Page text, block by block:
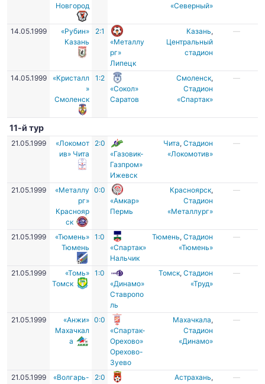
Новгород
«Северный»
14.05.1999
«Рубин»
Казань
2:1
«Металлу
рг»
Липецк
Казань,
Центральный
стадион
—
14.05.1999
«Кристалл
»
Смоленск
1:2
«Сокол»
Саратов
Смоленск,
Стадион
«Спартак»
—
11-й тур
21.05.1999
«Локомот
ив» Чита
2:0
«Газовик-
Газпром»
Ижевск
Чита,Стадион
«Локомотив»
—
21.05.1999
«Металлу
рг»
Краснояр
ск
0:0
«Амкар»
Пермь
Красноярск,
Стадион
«Металлург»
—
21.05.1999
«Тюмень»
Тюмень
1:0
«Спартак»
Нальчик
Тюмень,Стадион
«Тюмень»
—
21.05.1999
«Томь»
Томск
1:0
«Динамо»
Ставропо
ль
Томск,Стадион
«Труд»
—
21.05.1999
«Анжи»
Махачкал
а
0:0
«Спартак-
Орехово»
Орехово-
Зуево
Махачкала,
Стадион
«Динамо»
—
21.05.1999
«Волгарь-
2:0
Астрахань,
—